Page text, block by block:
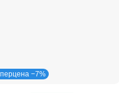
−7%